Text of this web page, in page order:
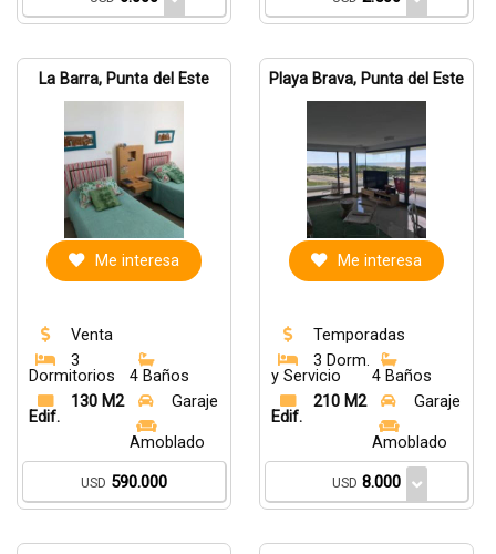
La Barra, Punta del Este
Me interesa
Venta
3
Dormitorios
4 Baños
130 M2
Edif.
Garaje
Amoblado
USD 590.000
Playa Brava, Punta del Este
Me interesa
Temporadas
3 Dorm.
y Servicio
4 Baños
210 M2
Edif.
Garaje
Amoblado
USD 8.000